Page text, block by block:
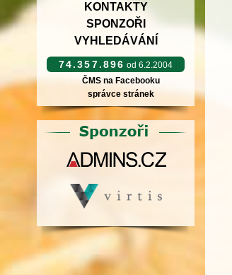
KONTAKTY
SPONZOŘI
VYHLEDÁVÁNÍ
74.357.896 od 6.2.2004
ČMS na Facebooku
správce stránek